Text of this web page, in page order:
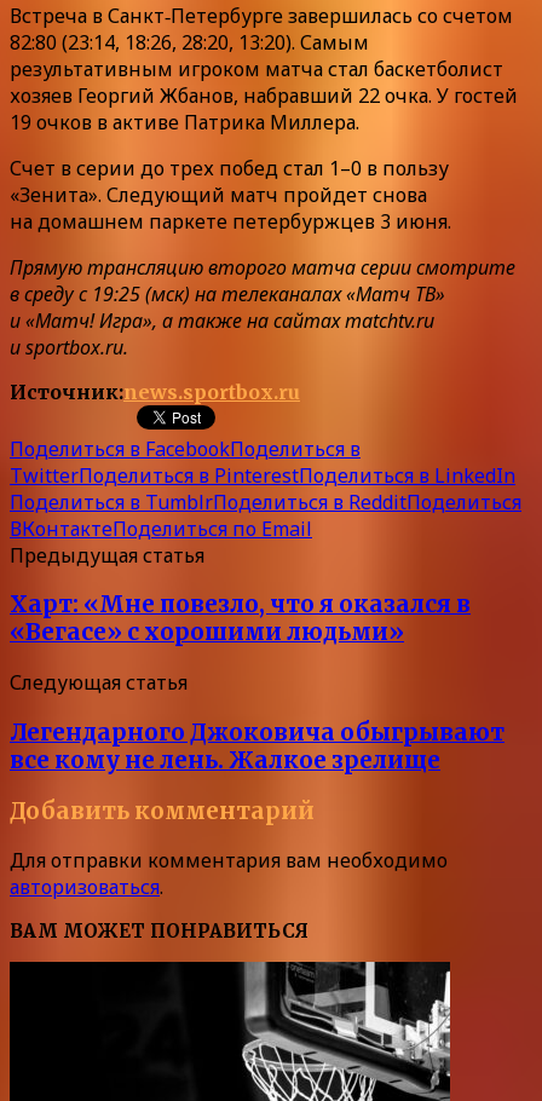
Встреча в Санкт‑Петербурге завершилась со счетом
82:80 (23:14, 18:26, 28:20, 13:20). Самым
результативным игроком матча стал баскетболист
хозяев Георгий Жбанов, набравший 22 очка. У гостей
19 очков в активе Патрика Миллера.
Счет в серии до трех побед стал 1–0 в пользу
«Зенита». Следующий матч пройдет снова
на домашнем паркете петербуржцев 3 июня.
Прямую трансляцию второго матча серии смотрите
в среду с 19:25 (мск) на телеканалах «Матч ТВ»
и «Матч! Игра», а также на сайтах matchtv.ru
и sportbox.ru.
Источник:news.sportbox.ru
Поделиться в FacebookПоделиться в
TwitterПоделиться в PinterestПоделиться в LinkedIn
Поделиться в TumblrПоделиться в RedditПоделиться
ВКонтактеПоделиться по Email
Предыдущая статья
Харт: «Мне повезло, что я оказался в
«Вегасе» с хорошими людьми»
Следующая статья
Легендарного Джоковича обыгрывают
все кому не лень. Жалкое зрелище
Добавить комментарий
Для отправки комментария вам необходимо
авторизоваться.
ВАМ МОЖЕТ ПОНРАВИТЬСЯ